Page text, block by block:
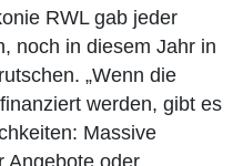
RWL gab jeder
noch in diesem Jahr in
„Wenn die
werden, gibt es
Massive